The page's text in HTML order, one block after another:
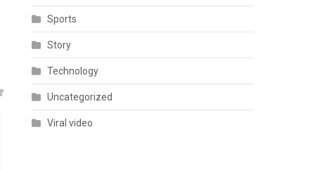
Sports
Story
Technology
Uncategorized
Viral video